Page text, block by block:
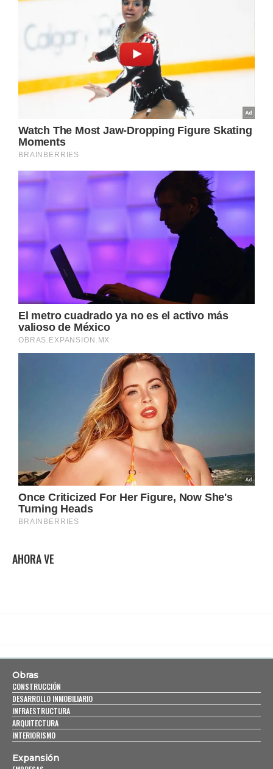
AHORA VE
Obras
CONSTRUCCIÓN
DESARROLLO INMOBILIARIO
INFRAESTRUCTURA
ARQUITECTURA
INTERIORISMO
Expansión